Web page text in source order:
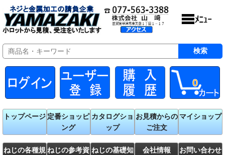
0
トップページ 定番ショッピ
ング
カタログショ
ップ
お見積からの
ご注文
マイショップ
ねじの各種規 ねじの参考資 ねじの基礎知
会社情報 お問い合わせ